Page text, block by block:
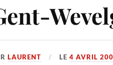
LAURENT LE4 AVRIL